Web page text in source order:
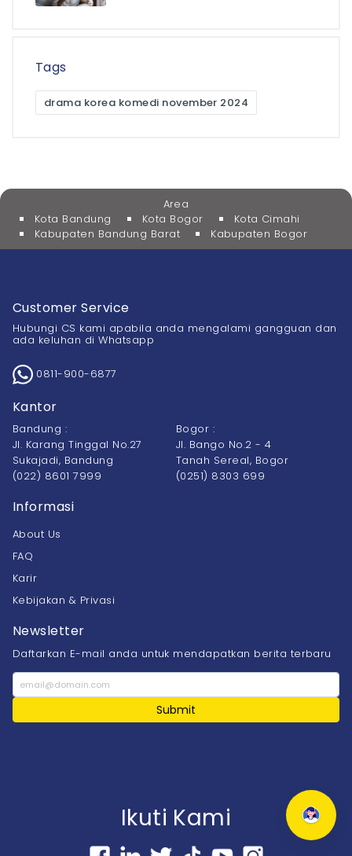
Tags
drama korea komedi november 2024
Area
Kota Bandung
Kota Bogor
Kota Cimahi
Kabupaten Bandung Barat
Kabupaten Bogor
Customer Service
Hubungi CS kami apabila anda mengalami gangguan dan
ada keluhan di Whatsapp
0811-900-6877
Kantor
Bandung :
Jl. Karang Tinggal No.27
Sukajadi, Bandung
(022) 8601 7999
Bogor :
Jl. Bango No.2 - 4
Tanah Sereal, Bogor
(0251) 8303 699
Informasi
About Us
FAQ
Karir
Kebijakan & Privasi
Newsletter
Daftarkan E-mail anda untuk mendapatkan berita terbaru
Submit
Ikuti Kami